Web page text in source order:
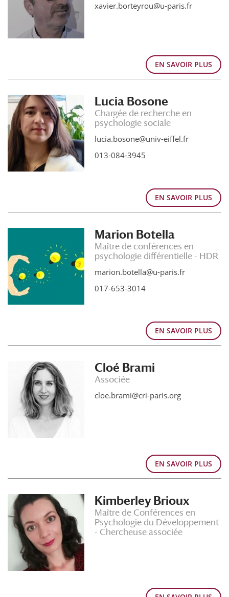
xavier.borteyrou@u-paris.fr
EN SAVOIR PLUS
Lucia Bosone
Chargée de recherche en
psychologie sociale
lucia.bosone@univ-eiffel.fr
013-084-3945
EN SAVOIR PLUS
Marion Botella
Maître de conférences en
psychologie différentielle - HDR
marion.botella@u-paris.fr
017-653-3014
EN SAVOIR PLUS
Cloé Brami
Associée
cloe.brami@cri-paris.org
EN SAVOIR PLUS
Kimberley Brioux
Maître de Conférences en
Psychologie du Développement
- Chercheuse associée